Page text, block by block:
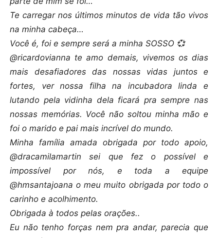
Te carregar nos últimos minutos de vida tão vivos
na minha cabeça…
Você é, foi e sempre será a minha SOSSO 💞
@ricardovianna te amo demais, vivemos os dias
mais desafiadores das nossas vidas juntos e
fortes, ver nossa filha na incubadora linda e
lutando pela vidinha dela ficará pra sempre nas
nossas memórias. Você não soltou minha mão e
foi o marido e pai mais incrível do mundo.
Minha família amada obrigada por todo apoio,
@dracamilamartin sei que fez o possível e
impossível por nós, e toda a equipe
@hmsantajoana o meu muito obrigada por todo o
carinho e acolhimento.
Obrigada à todos pelas orações..
Eu não tenho forças nem pra andar, parecia que